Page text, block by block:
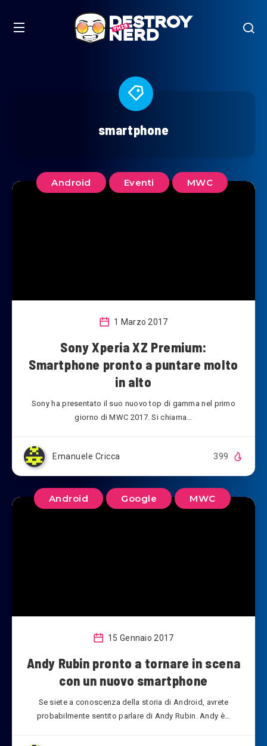
smartphone
Android Eventi MWC
1 Marzo 2017
Sony Xperia XZ Premium:
Smartphone pronto a puntare molto
in alto
Sony ha presentato il suo nuovo top di gamma nel primo
giorno di MWC 2017. Si chiama…
Emanuele Cricca 399
Android Google MWC
15 Gennaio 2017
Andy Rubin pronto a tornare in scena
con un nuovo smartphone
Se siete a conoscenza della storia di Android, avrete
probabilmente sentito parlare di Andy Rubin. Andy è…